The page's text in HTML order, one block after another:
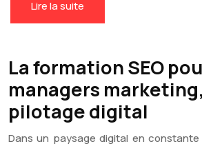
Lire la suite
La formation SEO
managers
pilotage digital
Dans un paysage digital en